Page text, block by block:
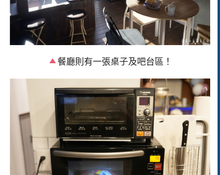
餐廳則有一張桌子及吧台區！